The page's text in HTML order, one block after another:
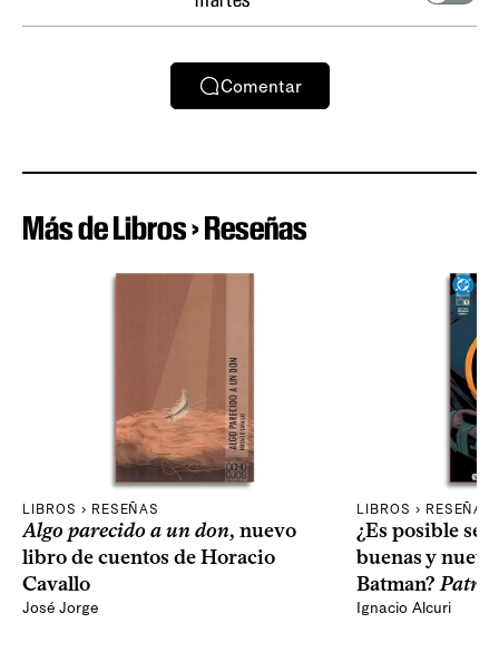
Comentar
Más de Libros › Reseñas
LIBROS › RESEÑAS
Algo parecido a un don, nuevo
libro de cuentos de Horacio
Cavallo
José Jorge
LIBROS › RESEÑAS
¿Es posible
buenas y
Batman?
Ignacio Alcuri